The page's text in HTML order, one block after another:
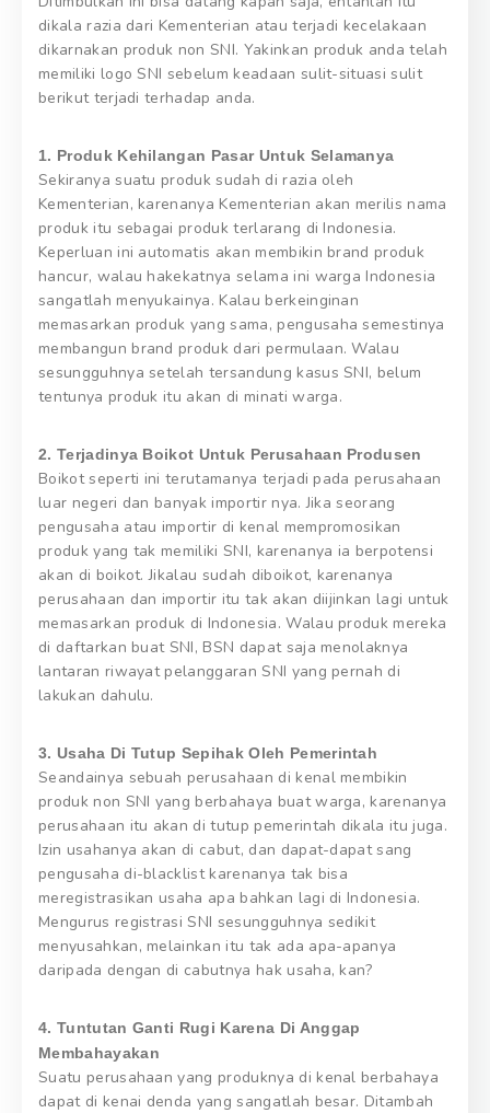
dikala razia dari Kementerian atau terjadi kecelakaan
dikarnakan produk non SNI. Yakinkan produk anda telah
memiliki logo SNI sebelum keadaan sulit-situasi sulit
berikut terjadi terhadap anda.
1. Produk Kehilangan Pasar Untuk Selamanya
Sekiranya suatu produk sudah di razia oleh
Kementerian, karenanya Kementerian akan merilis nama
produk itu sebagai produk terlarang di Indonesia.
Keperluan ini automatis akan membikin brand produk
hancur, walau hakekatnya selama ini warga Indonesia
sangatlah menyukainya. Kalau berkeinginan
memasarkan produk yang sama, pengusaha semestinya
membangun brand produk dari permulaan. Walau
sesungguhnya setelah tersandung kasus SNI, belum
tentunya produk itu akan di minati warga.
2. Terjadinya Boikot Untuk Perusahaan Produsen
Boikot seperti ini terutamanya terjadi pada perusahaan
luar negeri dan banyak importir nya. Jika seorang
pengusaha atau importir di kenal mempromosikan
produk yang tak memiliki SNI, karenanya ia berpotensi
akan di boikot. Jikalau sudah diboikot, karenanya
perusahaan dan importir itu tak akan diijinkan lagi untuk
memasarkan produk di Indonesia. Walau produk mereka
di daftarkan buat SNI, BSN dapat saja menolaknya
lantaran riwayat pelanggaran SNI yang pernah di
lakukan dahulu.
3. Usaha Di Tutup Sepihak Oleh Pemerintah
Seandainya sebuah perusahaan di kenal membikin
produk non SNI yang berbahaya buat warga, karenanya
perusahaan itu akan di tutup pemerintah dikala itu juga.
Izin usahanya akan di cabut, dan dapat-dapat sang
pengusaha di-blacklist karenanya tak bisa
meregistrasikan usaha apa bahkan lagi di Indonesia.
Mengurus registrasi SNI sesungguhnya sedikit
menyusahkan, melainkan itu tak ada apa-apanya
daripada dengan di cabutnya hak usaha, kan?
4. Tuntutan Ganti Rugi Karena Di Anggap
Membahayakan
Suatu perusahaan yang produknya di kenal berbahaya
dapat di kenai denda yang sangatlah besar. Ditambah